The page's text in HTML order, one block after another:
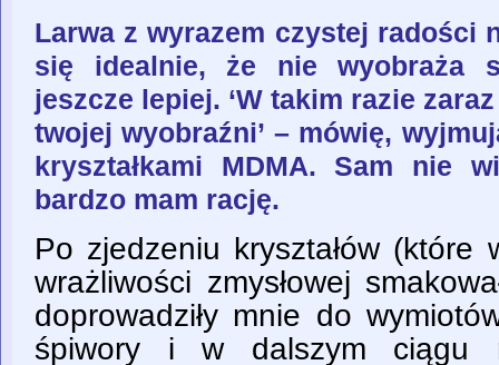
Larwa z wyrazem czystej radości
się idealnie, że nie wyobraża
jeszcze lepiej. ‘W takim razie
twojej wyobraźni’ – mówię,
kryształkami MDMA. Sam nie
bardzo mam rację.
Po zjedzeniu kryształów (które
wrażliwości zmysłowej
doprowadziły mnie do
śpiwory i w dalszym ciągu